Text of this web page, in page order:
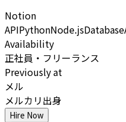
Notion
APIPythonNode.jsDatabase
Availability
正社員・フリーランス
Previously at
メル
メルカリ出身
Hire Now